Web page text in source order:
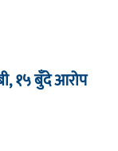
१५ बुँदे आरोप